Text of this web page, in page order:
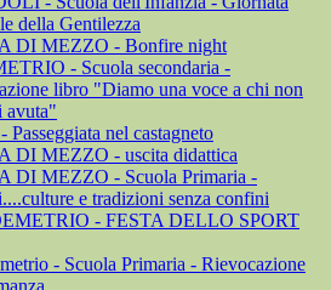
della Gentilezza
DI MEZZO - Bonfire night
- Scuola secondaria -
libro "Diamo una voce a chi non
avuta"
Passeggiata nel castagneto
DI MEZZO - uscita didattica
DI MEZZO - Scuola Primaria -
e tradizioni senza confini
- FESTA DELLO SPORT
- Scuola Primaria - Rievocazione